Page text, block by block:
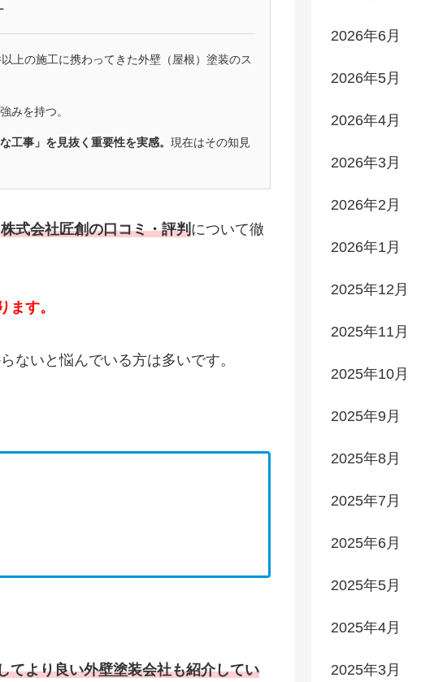
上の施工に携わってきた外壁（屋根）塗装のス
みを持つ。
工事」を見抜く重要性を実感。 現在はその知見
株式会社匠創の口コミ・評判について徹
ます。
ないと悩んでいる方は多いです。
てより良い外壁塗装会社も紹介してい
2026年6月
2026年5月
2026年4月
2026年3月
2026年2月
2026年1月
2025年12月
2025年11月
2025年10月
2025年9月
2025年8月
2025年7月
2025年6月
2025年5月
2025年4月
2025年3月